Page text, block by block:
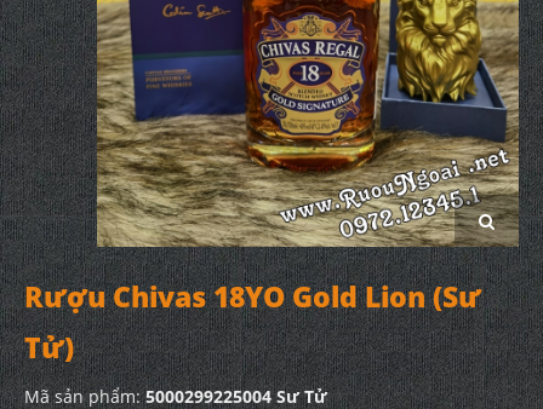
Rượu Chivas 18YO Gold Lion (Sư
Tử)
Mã sản phẩm:5000299225004 Sư Tử